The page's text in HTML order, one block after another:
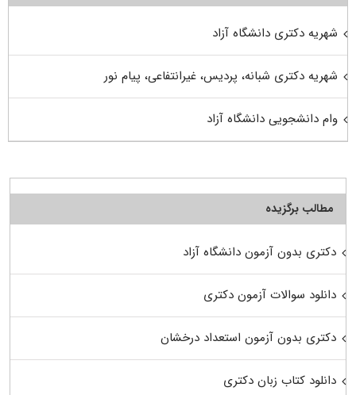
شهریه دکتری دانشگاه آزاد
شهریه دکتری شبانه، پردیس، غیرانتفاعی، پیام نور
وام دانشجویی دانشگاه آزاد
مطالب برگزیده
دکتری بدون آزمون دانشگاه آزاد
دانلود سوالات آزمون دکتری
دکتری بدون آزمون استعداد درخشان
دانلود کتاب زبان دکتری